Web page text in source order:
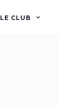
LE CLUB